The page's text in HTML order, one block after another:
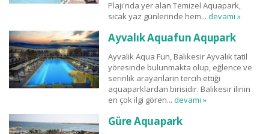
Plajı'nda yer alan Temizel Aquapark,
sıcak yaz günlerinde hem... devamı »
Ayvalık Aquafun Aqupark
Ayvalik Aqua Fun, Balıkesir Ayvalık tatil
yöresinde bulunmakta olup, eğlence ve
serinlik arayanların tercih ettiği
aquaparklardan birisidir. Balıkesir ilinin
en çok ilgi gören... devamı »
Güre Aquapark